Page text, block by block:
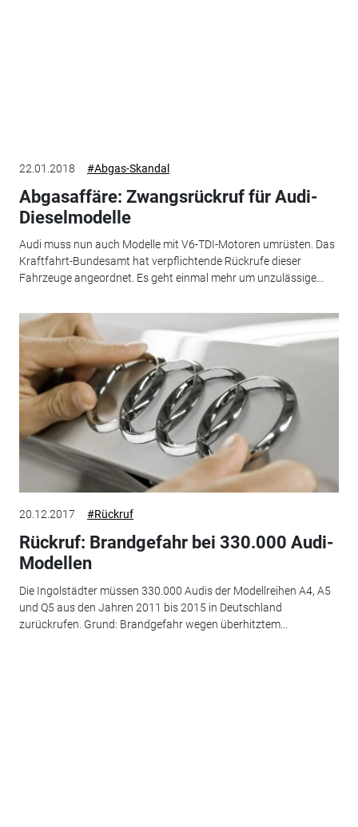
22.01.2018 #Abgas-Skandal
Abgasaffäre: Zwangsrückruf für Audi-
Dieselmodelle
Audi muss nun auch Modelle mit V6-TDI-Motoren umrüsten. Das
Kraftfahrt-Bundesamt hat verpflichtende Rückrufe dieser
Fahrzeuge angeordnet. Es geht einmal mehr um unzulässige...
20.12.2017 #Rückruf
Rückruf: Brandgefahr bei 330.000 Audi-
Modellen
Die Ingolstädter müssen 330.000 Audis der Modellreihen A4, A5
und Q5 aus den Jahren 2011 bis 2015 in Deutschland
zurückrufen. Grund: Brandgefahr wegen überhitztem...